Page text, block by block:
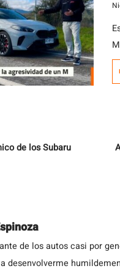
de los Subaru
de los autos casi por
desenvolverme